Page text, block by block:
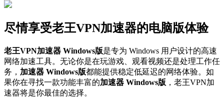
尽情享受老王VPN加速器的电脑版体验
老王VPN加速器 Windows版是专为 Windows 用户设计的高速
网络加速工具。无论你是在玩游戏、观看视频还是处理工作任
务， 加速器 Windows版都能提供稳定低延迟的网络体验。如
果你在寻找一款功能丰富的加速器 Windows版 ，老王VPN加
速器将是你最佳的选择。